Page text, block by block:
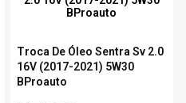
Troca De Óleo Sentra Sv 2.0
16V (2017-2021) 5W30
BProauto